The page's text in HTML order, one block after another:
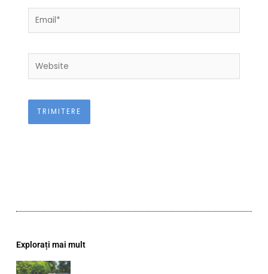
Email*
Website
Explorați mai mult